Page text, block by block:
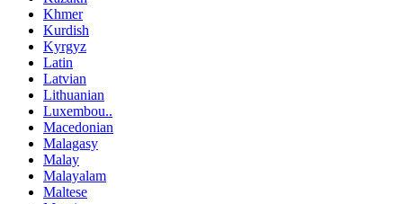
Khmer
Kurdish
Kyrgyz
Latin
Latvian
Lithuanian
Luxembou..
Macedonian
Malagasy
Malay
Malayalam
Maltese